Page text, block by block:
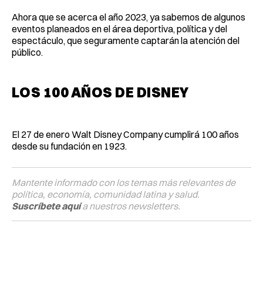
Ahora que se acerca el año 2023, ya sabemos de algunos
eventos planeados en el área deportiva, política y del
espectáculo, que seguramente captarán la atención del
público.
LOS 100 AÑOS DE DISNEY
El 27 de enero Walt Disney Company cumplirá 100 años
desde su fundación en 1923.
Mantente informado con los temas más relevantes de
política, economía, comunidad latina y salud.
Suscríbete aquía nuestros newsletters.